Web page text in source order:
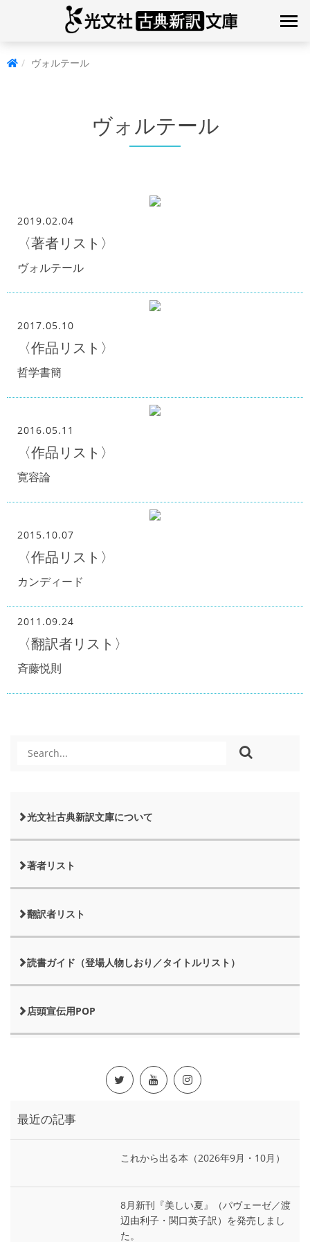
ヴォルテール
ヴォルテール
2019.02.04
〈著者リスト〉
ヴォルテール
2017.05.10
〈作品リスト〉
哲学書簡
2016.05.11
〈作品リスト〉
寛容論
2015.10.07
〈作品リスト〉
カンディード
2011.09.24
〈翻訳者リスト〉
斉藤悦則
光文社古典新訳文庫について
著者リスト
翻訳者リスト
読書ガイド（登場人物しおり／タイトルリスト）
店頭宣伝用POP
最近の記事
これから出る本（2026年9月・10月）
8月新刊『美しい夏』（パヴェーゼ／渡
辺由利子・関口英子訳）を発売しまし
た。